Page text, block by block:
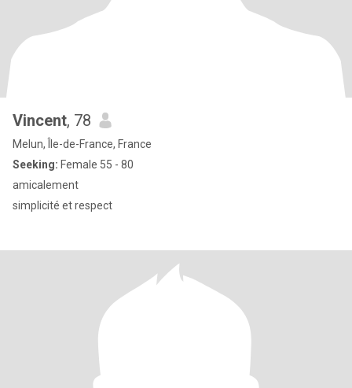
Vincent, 78
Melun, Île-de-France, France
Seeking: Female 55 - 80
amicalement
simplicité et respect